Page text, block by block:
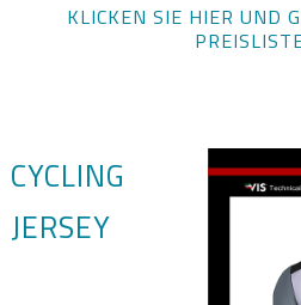
KLICKEN SIE HIER UND
CYCLING
JERSEY